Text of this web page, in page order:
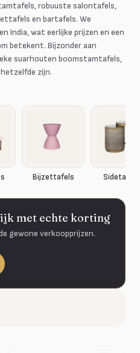
robuuste salontafels,
en bartafels. We
India, wat eerlijke prijzen en een
betekent. Bijzonder aan
suarhouten boomstamtafels,
zijn.
Bijzettafels Sidetables
met echte korting
gewone verkoopprijzen.